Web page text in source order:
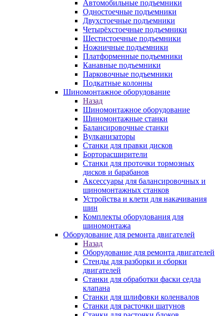
Автомобильные подъемники
Одностоечные подъемники
Двухстоечные подъемники
Четырёхстоечные подъемники
Шестистоечные подъемники
Ножничные подъемники
Платформенные подъемники
Канавные подъемники
Парковочные подъемники
Подкатные колонны
Шиномонтажное оборудование
Назад
Шиномонтажное оборудование
Шиномонтажные станки
Балансировочные станки
Вулканизаторы
Станки для правки дисков
Борторасширители
Станки для проточки тормозных
дисков и барабанов
Аксессуары для балансировочных и
шиномонтажных станков
Устройства и клети для накачивания
шин
Комплекты оборудования для
шиномонтажа
Оборудование для ремонта двигателей
Назад
Оборудование для ремонта двигателей
Стенды для разборки и сборки
двигателей
Станки для обработки фаски седла
клапана
Станки для шлифовки коленвалов
Станки для расточки шатунов